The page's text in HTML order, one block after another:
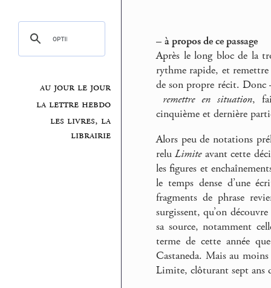
au jour le jour
la lettre hebdo
les livres, la
librairie
– à propos de ce passage
Après le long bloc de la
rythme rapide, et remettre
de son propre récit. Donc
remettre en situation,
cinquième et dernière
Alors peu de notations
reluLimiteavant cette
les figures et
le temps dense d’une
fragments de phrase
surgissent, qu’on
sa source, notamment
terme de cette année
Castaneda. Mais au moins
Limite, clôturant sept ans